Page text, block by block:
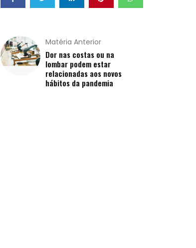
Qualidade
de
Vida
Sexualidade
Matéria Anterior
Dor nas costas ou na
lombar podem estar
relacionadas aos novos
hábitos da pandemia